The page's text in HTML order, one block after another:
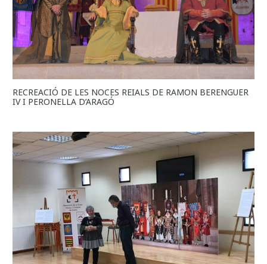
RECREACIÓ DE LES NOCES REIALS DE RAMON BERENGUER
IV I PERONELLA D’ARAGÓ